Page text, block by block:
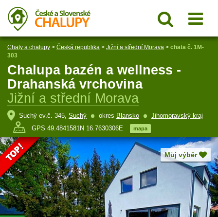
Chaty a chalupy > Česká republika > Jižní a střední Morava > chata č. 1M-
303
Chalupa bazén a wellness -
Drahanská vrchovina
Jižní a střední Morava
Suchý ev.č. 345, Suchý okres Blansko
Jihomoravský kraj
GPS 49.4841581N 16.7630306E
mapa
Můj výběr